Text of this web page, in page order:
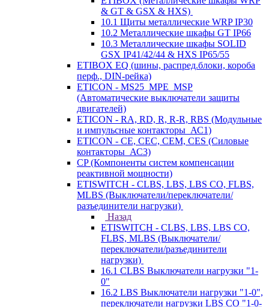
& GT & GSX & HXS)
10.1 Щиты металлические WRP IP30
10.2 Металлические шкафы GT IP66
10.3 Металлические шкафы SOLID
GSX IP41/42/44 & HXS IP65/55
ETIBOX EQ (шины, распред.блоки, короба
перф., DIN-рейка)
ETICON - MS25_MPE_MSP
(Автоматические выключатели защиты
двигателей)
ETICON - RA, RD, R, R-R, RBS (Модульные
и импульсные контакторы_АС1)
ETICON - CE, CEC, CEM, CES (Силовые
контакторы_АС3)
CP (Компоненты систем компенсации
реактивной мощности)
ETISWITCH - CLBS, LBS, LBS CO, FLBS,
MLBS (Выключатели/переключатели/
разъединители нагрузки)
Назад
ETISWITCH - CLBS, LBS, LBS CO,
FLBS, MLBS (Выключатели/
переключатели/разъединители
нагрузки)
16.1 CLBS Выключатели нагрузки "1-
0"
16.2 LBS Выключатели нагрузки "1-0",
переключатели нагрузки LBS CO "1-0-